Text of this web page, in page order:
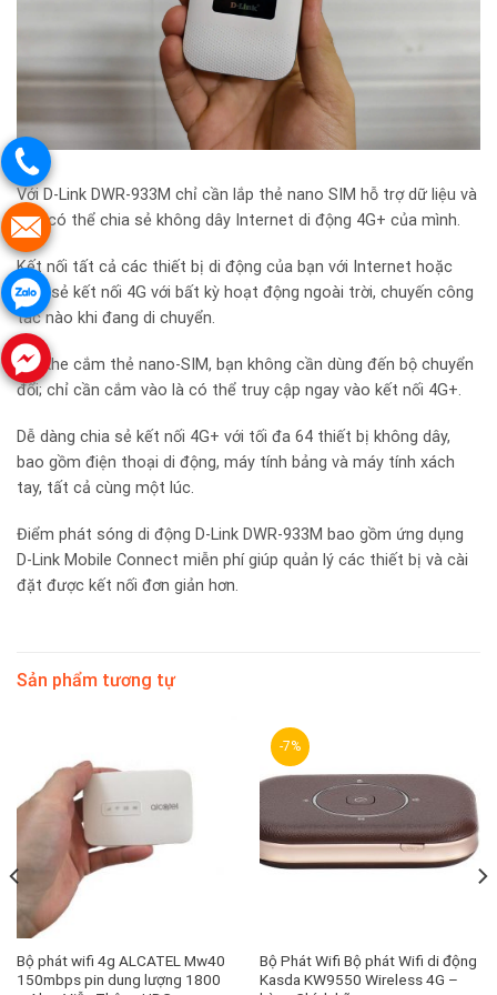
Với D-Link DWR-933M chỉ cần lắp thẻ nano SIM hỗ trợ dữ liệu và
bạn có thể chia sẻ không dây Internet di động 4G+ của mình.
Kết nối tất cả các thiết bị di động của bạn với Internet hoặc
chia sẻ kết nối 4G với bất kỳ hoạt động ngoài trời, chuyến công
tác nào khi đang di chuyển.
Với khe cắm thẻ nano-SIM, bạn không cần dùng đến bộ chuyển
đổi; chỉ cần cắm vào là có thể truy cập ngay vào kết nối 4G+.
Dễ dàng chia sẻ kết nối 4G+ với tối đa 64 thiết bị không dây,
bao gồm điện thoại di động, máy tính bảng và máy tính xách
tay, tất cả cùng một lúc.
Điểm phát sóng di động D-Link DWR-933M bao gồm ứng dụng
D-Link Mobile Connect miễn phí giúp quản lý các thiết bị và cài
đặt được kết nối đơn giản hơn.
Sản phẩm tương tự
Bộ phát wifi 4g ALCATEL Mw40
150mbps pin dung lượng 1800
-7%
Bộ Phát Wifi Bộ phát Wifi di động
Kasda KW9550 Wireless 4G –